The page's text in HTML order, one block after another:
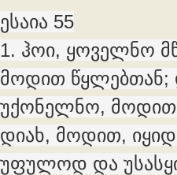
ესაია 55
1. ჰოი, ყოველნო
მოდით
უქონელნო,
დიახ, მოდით,
უფულოდ და